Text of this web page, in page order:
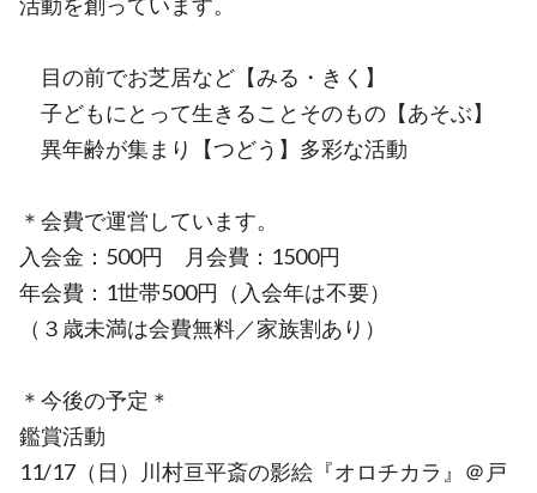
目の前でお芝居など【みる・きく】
子どもにとって生きることそのもの【あそぶ】
異年齢が集まり【つどう】多彩な活動
＊会費で運営しています。
入会金：500円 月会費：1500円
年会費：1世帯500円（入会年は不要）
（３歳未満は会費無料／家族割あり）
＊今後の予定＊
鑑賞活動
11/17（日）川村亘平斎の影絵『オロチカラ』＠戸